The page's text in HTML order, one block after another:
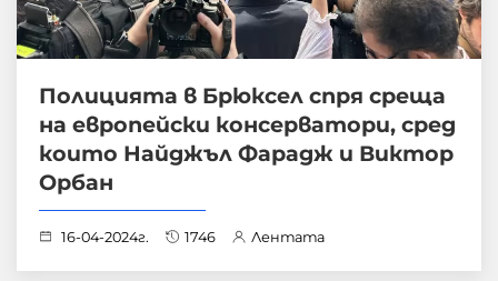
Полицията в Брюксел спря среща
на европейски консерватори, сред
които Найджъл Фарадж и Виктор
Орбан
16-04-2024г. 1746 Лентата